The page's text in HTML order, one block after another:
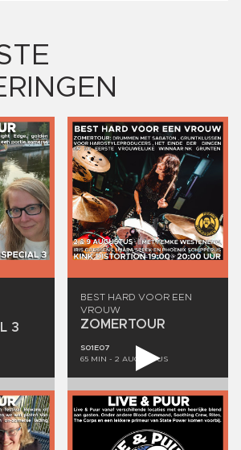
3
BEST HARD VOOR EEN
VROUW
ZOMERTOUR
S01E07
65 MIN - 2 AUGUSTUS